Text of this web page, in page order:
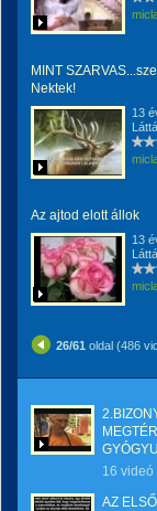
MINT
Nektek!
13
Az ajtod elott állok
13
26/61 oldal (486
16 videó
AZ